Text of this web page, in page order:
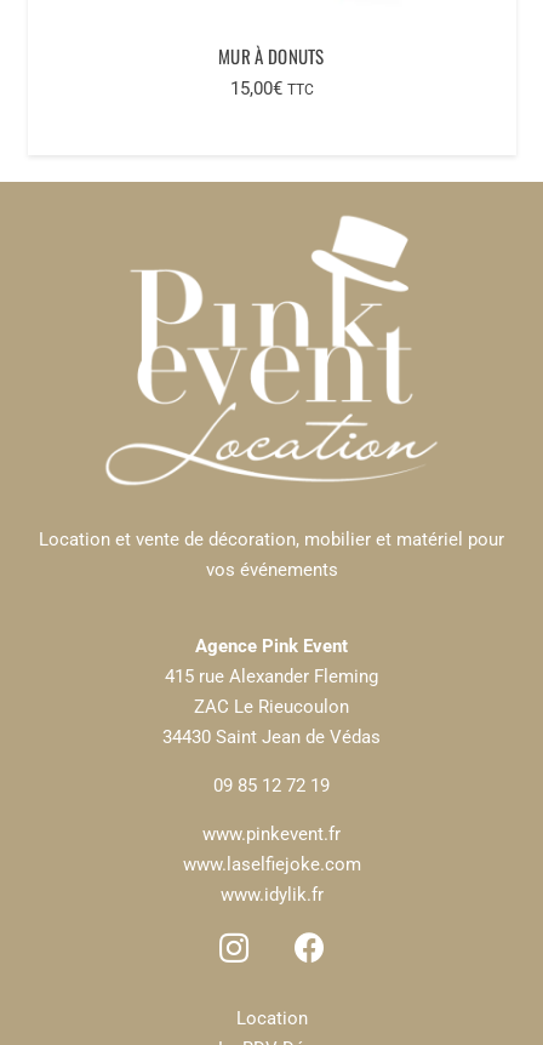
MUR À DONUTS
15,00€ TTC
Location et vente de décoration, mobilier et matériel pour
vos événements
Agence Pink Event
415 rue Alexander Fleming
ZAC Le Rieucoulon
34430 Saint Jean de Védas
09 85 12 72 19
www.pinkevent.fr
www.laselfiejoke.com
www.idylik.fr
Location